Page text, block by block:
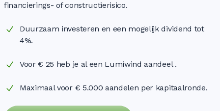
financierings- of constructierisico.
Duurzaam investeren en een mogelijk dividend tot
4%.
Voor € 25 heb je al een Lumiwind aandeel .
Maximaal voor € 5.000 aandelen per kapitaalronde.